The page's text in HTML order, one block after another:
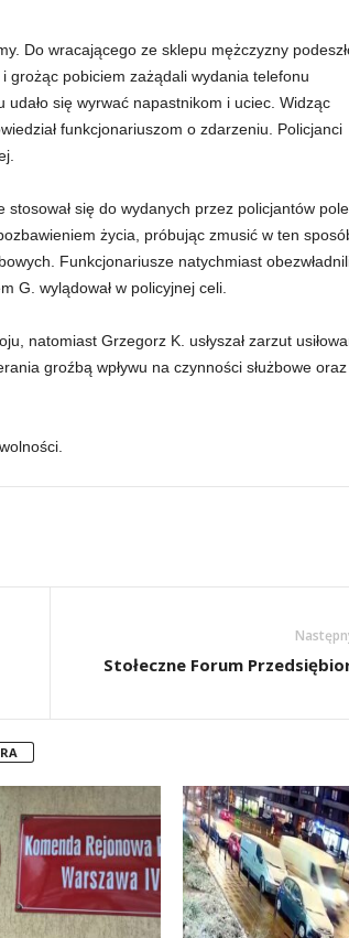
Do wracającego ze sklepu mężczyzny
grożąc pobiciem zażądali wydania telefonu
się wyrwać napastnikom i uciec. Widząc
funkcjonariuszom o zdarzeniu. Policjanci
się do wydanych przez policjantów
życia, próbując zmusić w ten
Funkcjonariusze natychmiast
G. wylądował w policyjnej celi.
natomiast Grzegorz K. usłyszał zarzut
groźbą wpływu na czynności służbowe oraz
Stołeczne Forum